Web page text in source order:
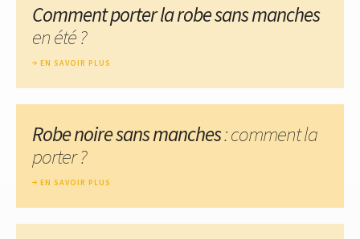
Comment porter la robe sans manches
en été ?
EN SAVOIR PLUS
Robe noire sans manches: comment la
porter ?
EN SAVOIR PLUS